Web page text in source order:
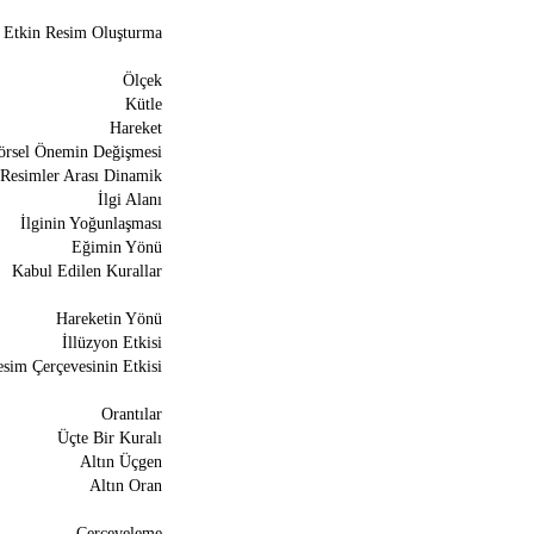
Etkin Resim Oluşturma
Ölçek
Kütle
Hareket
Önemin Değişmesi
Resimler Arası Dinamik
İlgi Alanı
İlginin Yoğunlaşması
Eğimin Yönü
Kabul Edilen Kurallar
Hareketin Yönü
İllüzyon Etkisi
Çerçevesinin Etkisi
Orantılar
Üçte Bir Kuralı
Altın Üçgen
Altın Oran